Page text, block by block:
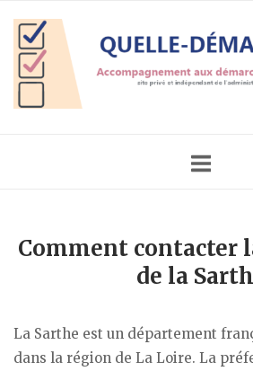
content
Home
Comment contacter
de la
La Sarthe est un département
dans la région de La Loire. La